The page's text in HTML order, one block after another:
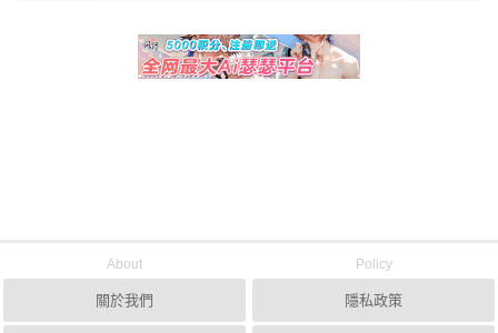
About
關於我們
Policy
隱私政策